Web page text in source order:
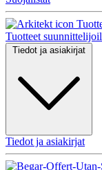
Tuotteet
Tiedot ja asiakirjat
Tiedot ja asiakirjat